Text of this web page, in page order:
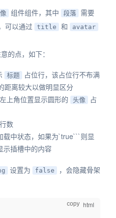
组件组件，其中 段落
需要
可以通过 title 和 avatar
的点，如下：
标题
占位行，该占位行不布满
距离较大以做明显区分
上角位置显示圆形的 头像
占
数
载中状态，如果为`true```则显
示插槽中的内容
设置为 false
，会隐藏骨架
copy